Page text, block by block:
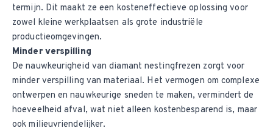
termijn. Dit maakt ze een kosteneffectieve oplossing voor
zowel kleine werkplaatsen als grote industriële
productieomgevingen.
Minder verspilling
De nauwkeurigheid van diamant nestingfrezen zorgt voor
minder verspilling van materiaal. Het vermogen om complexe
ontwerpen en nauwkeurige sneden te maken, vermindert de
hoeveelheid afval, wat niet alleen kostenbesparend is, maar
ook milieuvriendelijker.